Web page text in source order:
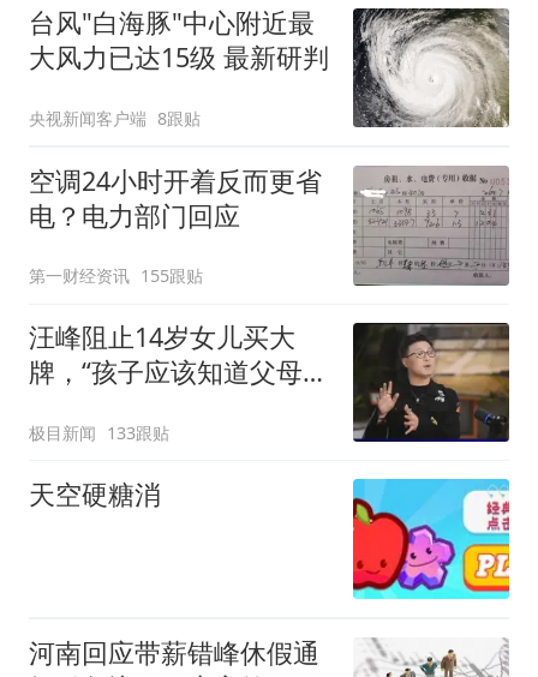
台风"白海豚"中心附近最
大风力已达15级 最新研判
央视新闻客户端 8跟贴
空调24小时开着反而更省
电？电力部门回应
第一财经资讯 155跟贴
汪峰阻止14岁女儿买大
牌，“孩子应该知道父母的
都在淘宝
极目新闻 133跟贴
天空硬糖消
河南回应带薪错峰休假通